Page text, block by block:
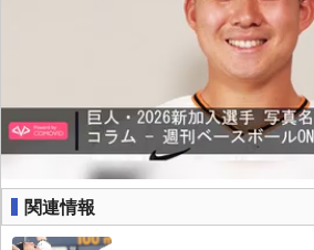
関連情報